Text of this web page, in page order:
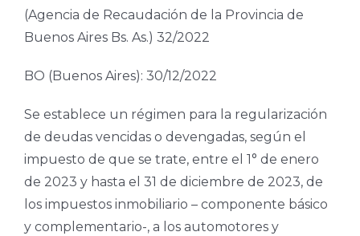
(Agencia de Recaudación de la Provincia de
Buenos Aires Bs. As.) 32/2022
BO (Buenos Aires): 30/12/2022
Se establece un régimen para la regularización
de deudas vencidas o devengadas, según el
impuesto de que se trate, entre el 1° de enero
de 2023 y hasta el 31 de diciembre de 2023, de
los impuestos inmobiliario – componente básico
y complementario-, a los automotores y